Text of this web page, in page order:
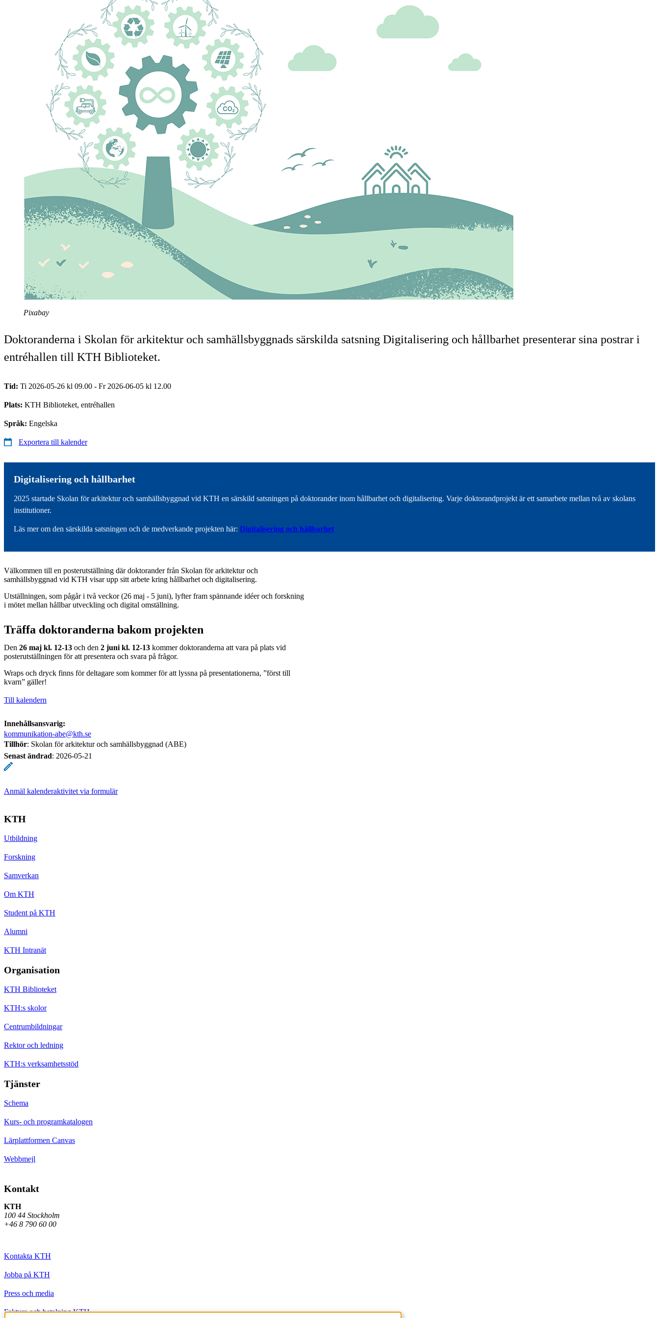
Pixabay
Doktoranderna i Skolan för arkitektur och samhällsbyggnads särskilda satsning Digitalisering och hållbarhet presenterar sina postrar i
entréhallen till KTH Biblioteket.
Tid: Ti 2026-05-26 kl 09.00 - Fr 2026-06-05 kl 12.00
Plats: KTH Biblioteket, entréhallen
Språk: Engelska
Exportera till kalender
Digitalisering och hållbarhet
2025 startade Skolan för arkitektur och samhällsbyggnad vid KTH en särskild satsningen på doktorander inom hållbarhet och digitalisering. Varje doktorandprojekt är ett samarbete mellan två av skolans
institutioner.
Läs mer om den särskilda satsningen och de medverkande projekten här: Digitalisering och hållbarhet
Välkommen till en posterutställning där doktorander från Skolan för arkitektur och
samhällsbyggnad vid KTH visar upp sitt arbete kring hållbarhet och digitalisering.
Utställningen, som pågår i två veckor (26 maj - 5 juni), lyfter fram spännande idéer och forskning
i mötet mellan hållbar utveckling och digital omställning.
Träffa doktoranderna bakom projekten
Den 26 maj kl. 12-13 och den 2 juni kl. 12-13 kommer doktoranderna att vara på plats vid
posterutställningen för att presentera och svara på frågor.
Wraps och dryck finns för deltagare som kommer för att lyssna på presentationerna, ”först till
kvarn” gäller!
Till kalendern
Innehållsansvarig:
kommunikation-abe@kth.se
Tillhör: Skolan för arkitektur och samhällsbyggnad (ABE)
Senast ändrad: 2026-05-21
Anmäl kalenderaktivitet via formulär
KTH
Utbildning
Forskning
Samverkan
Om KTH
Student på KTH
Alumni
KTH Intranät
Organisation
KTH Biblioteket
KTH:s skolor
Centrumbildningar
Rektor och ledning
KTH:s verksamhetsstöd
Tjänster
Schema
Kurs- och programkatalogen
Lärplattformen Canvas
Webbmejl
Kontakt
KTH
100 44 Stockholm
+46 8 790 60 00
Kontakta KTH
Jobba på KTH
Press och media
Faktura och betalning KTH